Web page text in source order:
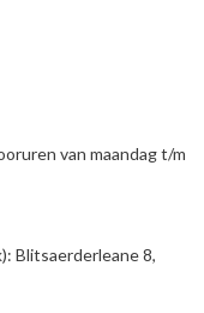
van maandag t/m
Blitsaerderleane 8,